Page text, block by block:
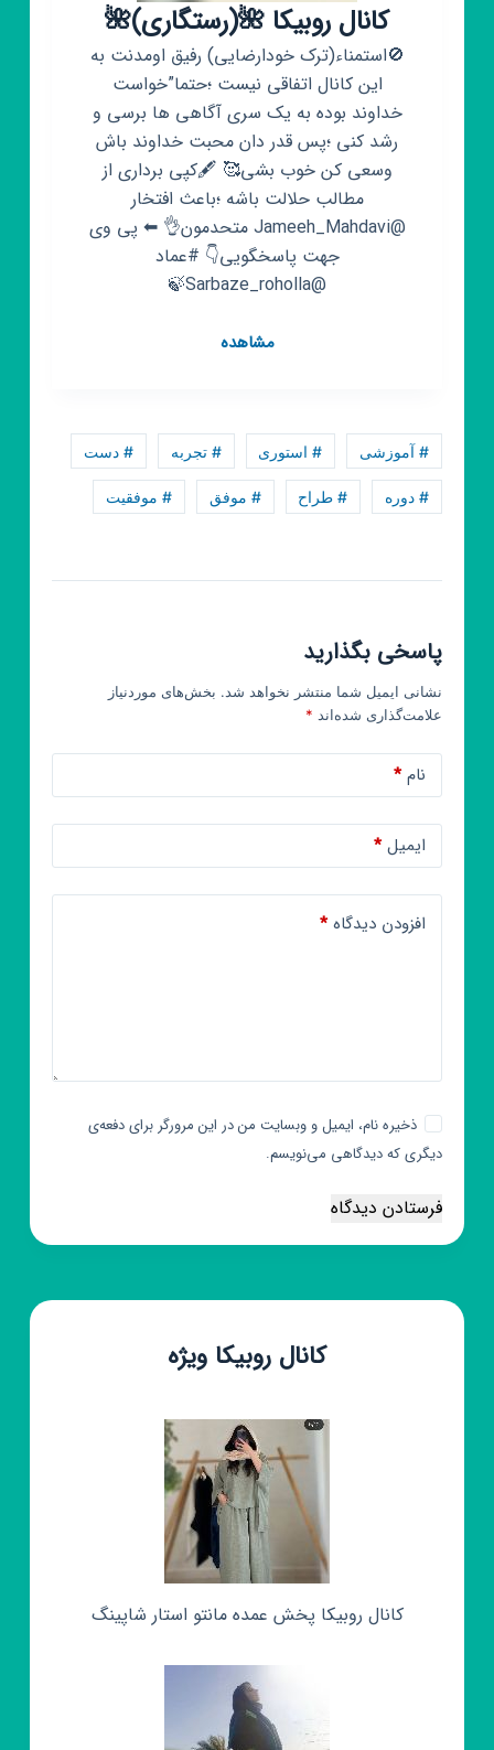
کانال روبیکا 🌺(رستگاری)🌺
🚫استمناء(ترک خودارضایی) رفیق اومدنت به
این کانال اتفاقی نیست ؛حتما”خواست
خداوند بوده به یک سری آگاهی ها برسی و
رشد کنی ؛پس قدر دان محبت خداوند باش
وسعی کن خوب بشی🥰 🖋کپی برداری از
مطالب حلالت باشه ؛باعث افتخار
@Jameeh_Mahdavi متحدمون👌 ⬅ پی وی
جهت پاسخگویی👇 #عماد
@Sarbaze_roholla🍃
مشاهدهکانال
🌺
# آموزشی # استوری # تجربه # دست
# دوره # طراح # موفق # موفقیت
پاسخی بگذارید
نشانی ایمیل شما منتشر نخواهد شد. بخش‌های موردنیاز
علامت‌گذاری شده‌اند *
نام*
ایمیل*
افزودن دیدگاه*
ذخیره نام، ایمیل و وبسایت من در این مرورگر برای دفعه‌ی
دیگری که دیدگاهی می‌نویسم.
فرستادن دیدگاه
کانال روبیکا ویژه
کانال روبیکا پخش عمده مانتو استار شاپینگ